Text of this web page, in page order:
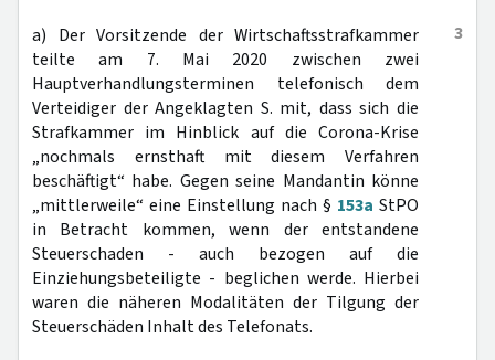
3
a) Der Vorsitzende der Wirtschaftsstrafkammer
teilte am 7. Mai 2020 zwischen zwei
Hauptverhandlungsterminen telefonisch dem
Verteidiger der Angeklagten S. mit, dass sich die
Strafkammer im Hinblick auf die Corona-Krise
„nochmals ernsthaft mit diesem Verfahren
beschäftigt“ habe. Gegen seine Mandantin könne
„mittlerweile“ eine Einstellung nach § 153a StPO
in Betracht kommen, wenn der entstandene
Steuerschaden - auch bezogen auf die
Einziehungsbeteiligte - beglichen werde. Hierbei
waren die näheren Modalitäten der Tilgung der
Steuerschäden Inhalt des Telefonats.